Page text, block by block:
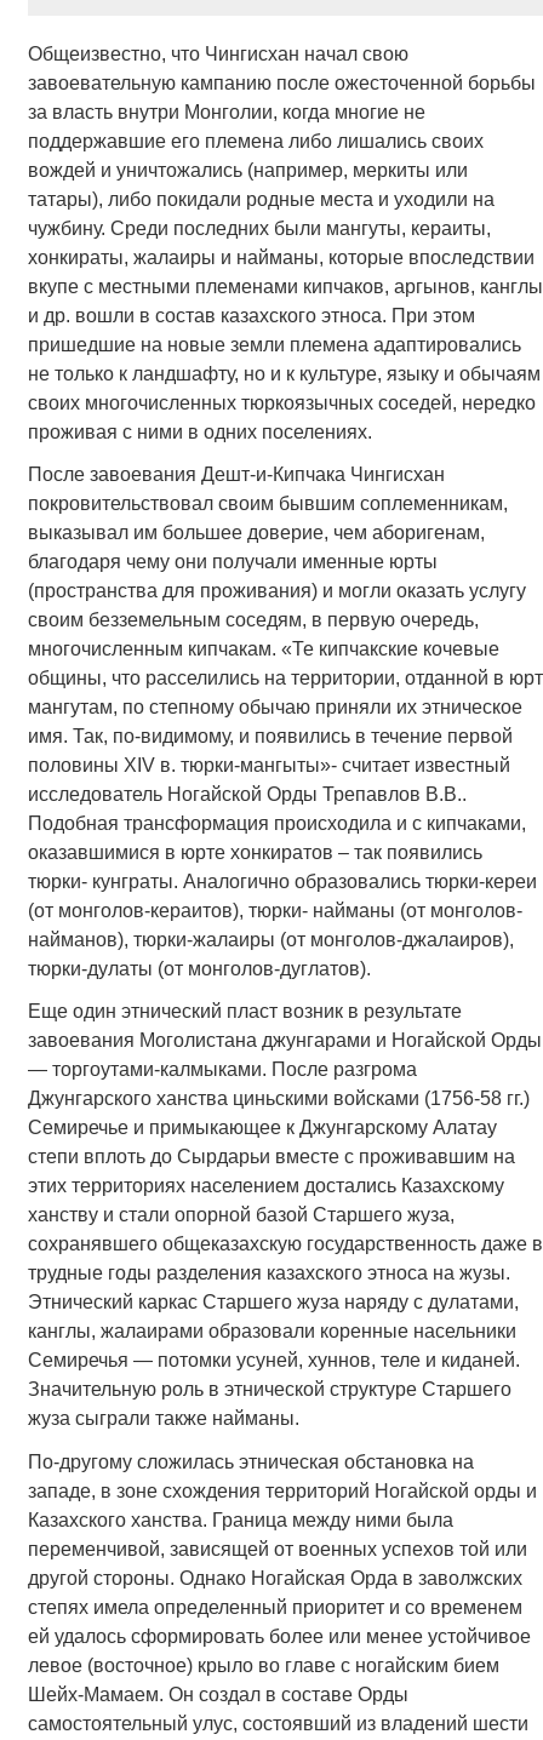
Общеизвестно, что Чингисхан начал свою
завоевательную кампанию после ожесточенной борьбы
за власть внутри Монголии, когда многие не
поддержавшие его племена либо лишались своих
вождей и уничтожались (например, меркиты или
татары), либо покидали родные места и уходили на
чужбину. Среди последних были мангуты, кераиты,
хонкираты, жалаиры и найманы, которые впоследствии
вкупе с местными племенами кипчаков, аргынов, канглы
и др. вошли в состав казахского этноса. При этом
пришедшие на новые земли племена адаптировались
не только к ландшафту, но и к культуре, языку и обычаям
своих многочисленных тюркоязычных соседей, нередко
проживая с ними в одних поселениях.
После завоевания Дешт-и-Кипчака Чингисхан
покровительствовал своим бывшим соплеменникам,
выказывал им большее доверие, чем аборигенам,
благодаря чему они получали именные юрты
(пространства для проживания) и могли оказать услугу
своим безземельным соседям, в первую очередь,
многочисленным кипчакам. «Те кипчакские кочевые
общины, что расселились на территории, отданной в юрт
мангутам, по степному обычаю приняли их этническое
имя. Так, по-видимому, и появились в течение первой
половины XIV в. тюрки-мангыты»- считает известный
исследователь Ногайской Орды Трепавлов В.В..
Подобная трансформация происходила и с кипчаками,
оказавшимися в юрте хонкиратов – так появились
тюрки- кунграты. Аналогично образовались тюрки-кереи
(от монголов-кераитов), тюрки- найманы (от монголов-
найманов), тюрки-жалаиры (от монголов-джалаиров),
тюрки-дулаты (от монголов-дуглатов).
Еще один этнический пласт возник в результате
завоевания Моголистана джунгарами и Ногайской Орды
— торгоутами-калмыками. После разгрома
Джунгарского ханства циньскими войсками (1756-58 гг.)
Семиречье и примыкающее к Джунгарскому Алатау
степи вплоть до Сырдарьи вместе с проживавшим на
этих территориях населением достались Казахскому
ханству и стали опорной базой Старшего жуза,
сохранявшего общеказахскую государственность даже в
трудные годы разделения казахского этноса на жузы.
Этнический каркас Старшего жуза наряду с дулатами,
канглы, жалаирами образовали коренные насельники
Семиречья — потомки усуней, хуннов, теле и киданей.
Значительную роль в этнической структуре Старшего
жуза сыграли также найманы.
По-другому сложилась этническая обстановка на
западе, в зоне схождения территорий Ногайской орды и
Казахского ханства. Граница между ними была
переменчивой, зависящей от военных успехов той или
другой стороны. Однако Ногайская Орда в заволжских
степях имела определенный приоритет и со временем
ей удалось сформировать более или менее устойчивое
левое (восточное) крыло во главе с ногайским бием
Шейх-Мамаем. Он создал в составе Орды
самостоятельный улус, состоявший из владений шести